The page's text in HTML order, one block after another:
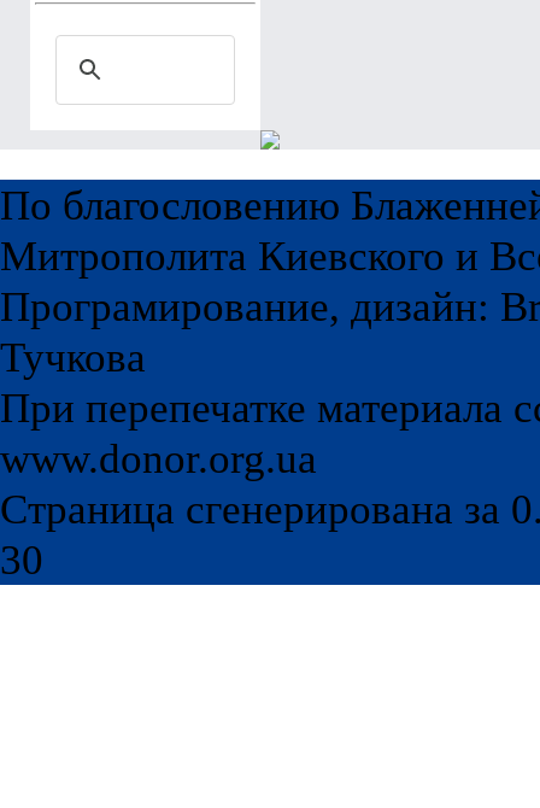
По благословению
Митрополита Киевского и
Програмирование, дизайн:
Тучкова
При перепечатке материала
www.donor.org.ua
Страница сгенерирована за
30